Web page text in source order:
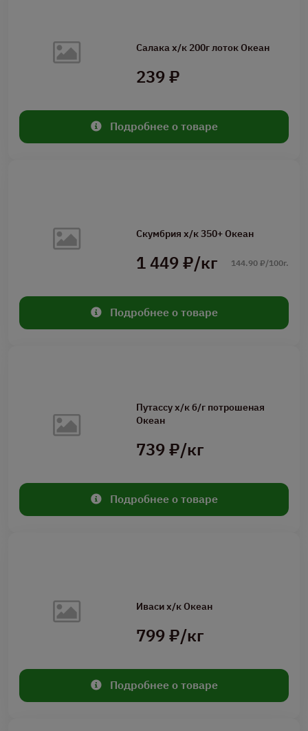
Салака х/к 200г лоток Океан
239 ₽
Подробнее о товаре
Скумбрия х/к 350+ Океан
1 449 ₽/кг 144.90 ₽/100г.
Подробнее о товаре
Путассу х/к б/г потрошеная
Океан
739 ₽/кг
Подробнее о товаре
Иваси х/к Океан
799 ₽/кг
Подробнее о товаре